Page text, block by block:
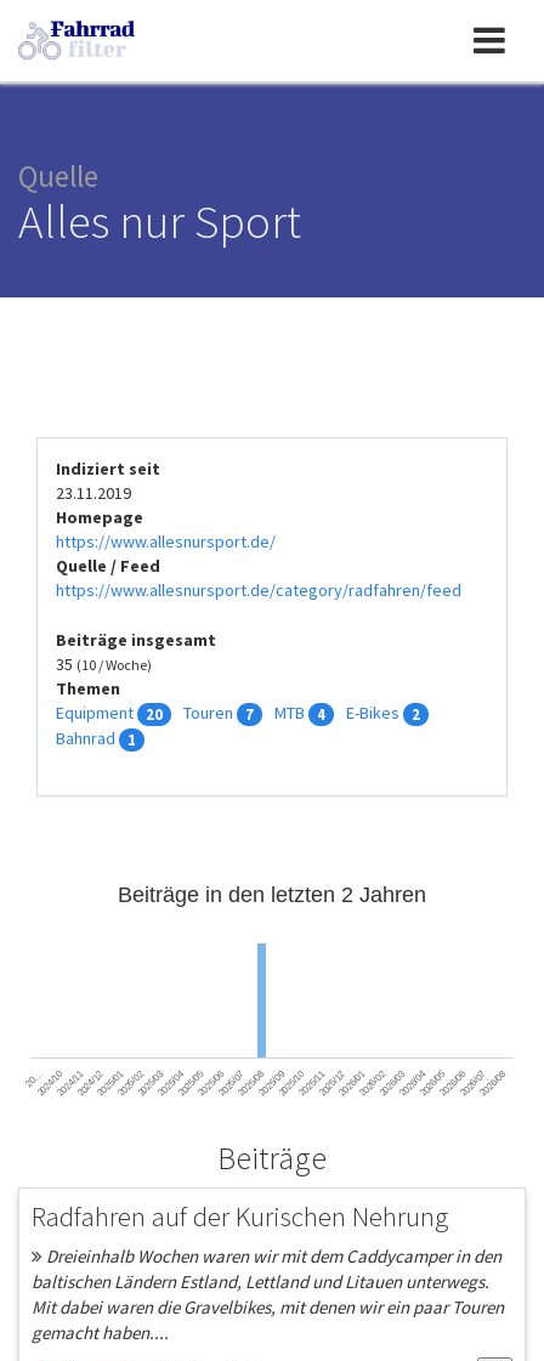
Toggle
navigation
Quelle
Alles nur Sport
Indiziert seit
23.11.2019
Homepage
https://www.allesnursport.de/
Quelle / Feed
https://www.allesnursport.de/category/radfahren/feed
Beiträge insgesamt
35 (10 / Woche)
Themen
Equipment
20 Touren 7 MTB 4 E-Bikes 2
Bahnrad 1
Beiträge in den letzten 2 Jahren
20…2024/102024/112024/122025/012025/022025/032025/042025/052025/062025/072025/082025/092025/102025/112025/122026/012026/022026/032026/042026/052026/062026/072026/08
Beiträge
Radfahren auf der Kurischen Nehrung
Dreieinhalb Wochen waren wir mit dem Caddycamper in den
baltischen Ländern Estland, Lettland und Litauen unterwegs.
Mit dabei waren die Gravelbikes, mit denen wir ein paar Touren
gemacht haben....